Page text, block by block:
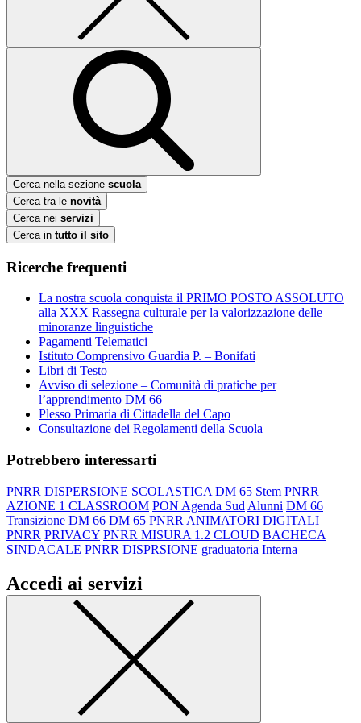
Cerca nella sezione scuola
Cerca tra le novità
Cerca nei servizi
Cerca in tutto il sito
Ricerche frequenti
La nostra scuola conquista il PRIMO POSTO ASSOLUTO
alla XXX Rassegna culturale per la valorizzazione delle
minoranze linguistiche
Pagamenti Telematici
Istituto Comprensivo Guardia P. – Bonifati
Libri di Testo
Avviso di selezione – Comunità di pratiche per
l’apprendimento DM 66
Plesso Primaria di Cittadella del Capo
Consultazione dei Regolamenti della Scuola
Potrebbero interessarti
PNRR DISPERSIONE SCOLASTICA DM 65 Stem PNRR
AZIONE 1 CLASSROOM PON Agenda Sud Alunni DM 66
Transizione DM 66 DM 65 PNRR ANIMATORI DIGITALI
PNRR PRIVACY PNRR MISURA 1.2 CLOUD BACHECA
SINDACALE PNRR DISPRSIONE graduatoria Interna
Accedi ai servizi